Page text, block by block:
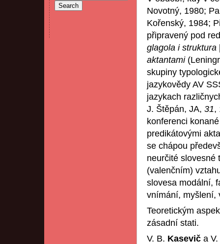
Novotný, 1980;
Kořenský, 1984;
připravený pod
glagola i struktura
aktantami
skupiny
jazykovědy AV
jazykach
J. Štěpán, JA, 31,
konferenci
predikátovými
se chápou
neurčité slovesné
(valenčním)
slovesa modální,
vnímání, myšlení,
Teoretickým
zásadní stati.
V. B. Kasevič a